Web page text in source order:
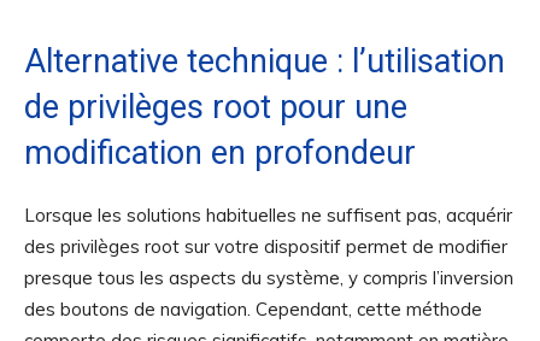
Alternative technique : l’utilisation
de privilèges root pour une
modification en profondeur
Lorsque les solutions habituelles ne suffisent pas, acquérir
des privilèges root sur votre dispositif permet de modifier
presque tous les aspects du système, y compris l’inversion
des boutons de navigation. Cependant, cette méthode